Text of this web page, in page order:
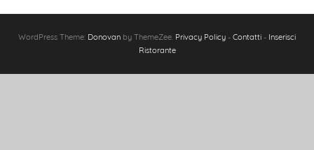
WordPress Theme: Donovan by ThemeZee. Privacy Policy - Contatti - Inserisci
Ristorante